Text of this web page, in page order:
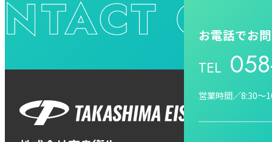
お電話でお
TEL
営業時間／8:30〜